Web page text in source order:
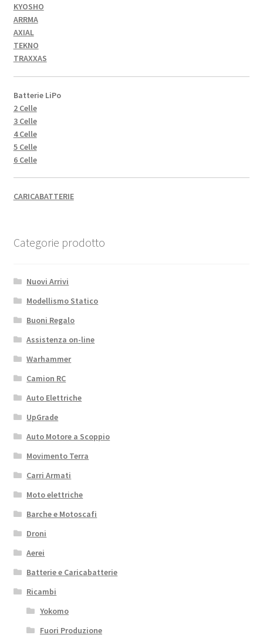
KYOSHO
ARRMA
AXIAL
TEKNO
TRAXXAS
Batterie LiPo
2 Celle
3 Celle
4 Celle
5 Celle
6 Celle
CARICABATTERIE
Categorie prodotto
Nuovi Arrivi
Modellismo Statico
Buoni Regalo
Assistenza on-line
Warhammer
Camion RC
Auto Elettriche
UpGrade
Auto Motore a Scoppio
Movimento Terra
Carri Armati
Moto elettriche
Barche e Motoscafi
Droni
Aerei
Batterie e Caricabatterie
Ricambi
Yokomo
Fuori Produzione